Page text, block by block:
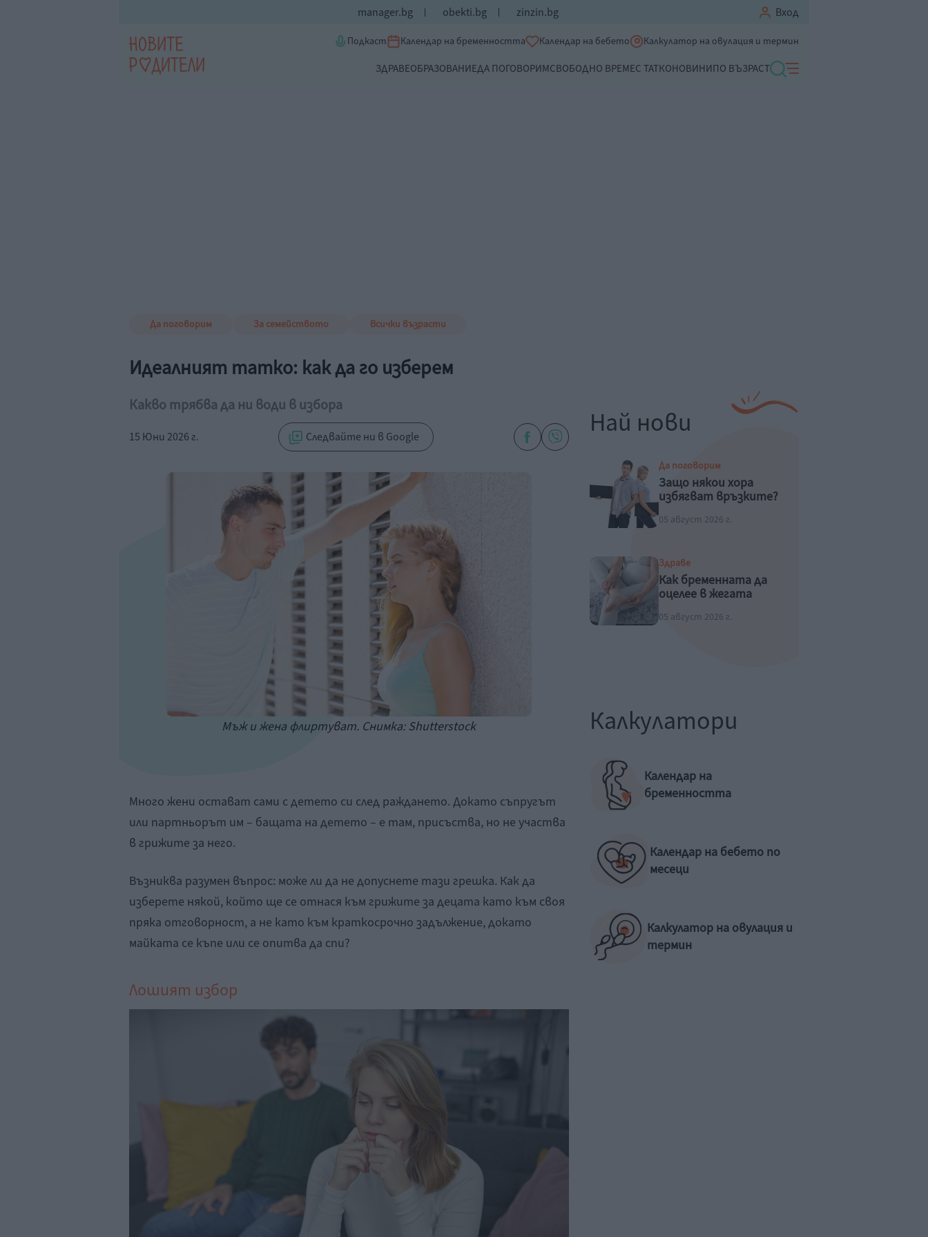
manager.bg obekti.bg zinzin.bg Вход
Подкаст Календар на бременността Календар на бебето Калкулатор на овулация и термин
ЗДРАВЕОБРАЗОВАНИЕДА ПОГОВОРИМСВОБОДНО ВРЕМЕС ТАТКОНОВИНИПО ВЪЗРАСТ
Да поговорим За семейството Всички възрасти
Идеалният татко: как да го изберем
Какво трябва да ни води в избора
15 Юни 2026 г. Следвайте ни в Google
Мъж и жена флиртуват. Снимка: Shutterstock
Много жени остават сами с детето си след раждането. Докато съпругът
или партньорът им – бащата на детето – е там, присъства, но не участва
в грижите за него.
Възниква разумен въпрос: може ли да не допуснете тази грешка. Как да
изберете някой, който ще се отнася към грижите за децата като към своя
пряка отговорност, а не като към краткосрочно задължение, докато
майката се къпе или се опитва да спи?
Лошият избор
Най нови
Да поговорим
Защо някои хора
избягват връзките?
05 август 2026 г.
Здраве
Как бременната да
оцелее в жегата
05 август 2026 г.
Калкулатори
Календар на
бременността
Календар на бебето по
месеци
Калкулатор на овулация и
термин